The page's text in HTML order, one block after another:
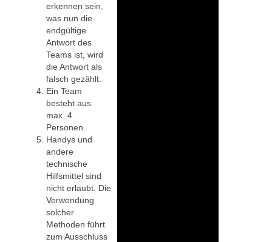
erkennen sein,
was nun die
endgültige
Antwort des
Teams ist, wird
die Antwort als
falsch gezählt.
Ein Team
besteht aus
max. 4
Personen.
Handys und
andere
technische
Hilfsmittel sind
nicht erlaubt. Die
Verwendung
solcher
Methoden führt
zum Ausschluss